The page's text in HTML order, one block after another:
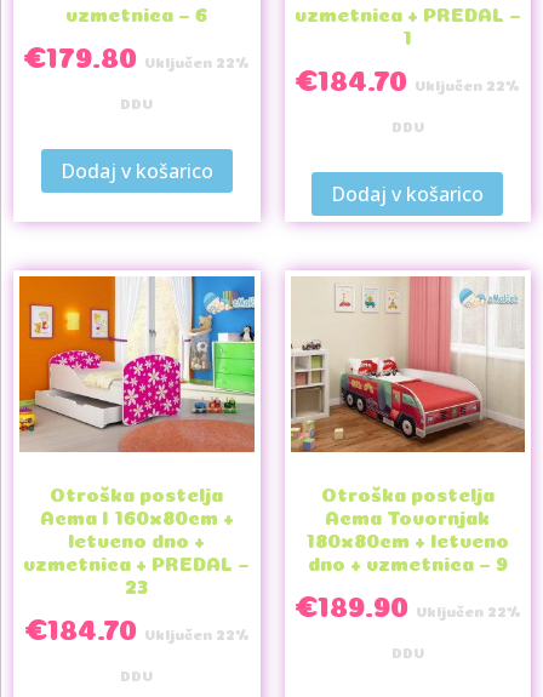
vzmetnica – 6
€179.80 Vključen 22%
DDV
Dodaj v košarico
vzmetnica + PREDAL –
1
€184.70 Vključen 22%
DDV
Dodaj v košarico
Otroška postelja
Acma I 160x80cm +
letveno dno +
vzmetnica + PREDAL –
23
€184.70 Vključen 22%
DDV
Otroška postelja
Acma Tovornjak
180x80cm + letveno
dno + vzmetnica – 9
€189.90 Vključen 22%
DDV